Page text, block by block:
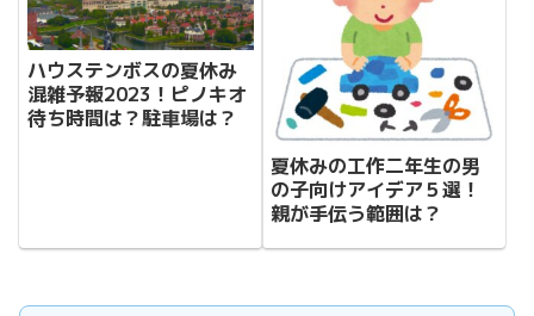
ハウステンボスの夏休み
混雑予報2023！ピノキオ
待ち時間は？駐車場は？
夏休みの工作二年生の男
の子向けアイデア５選！
親が手伝う範囲は？